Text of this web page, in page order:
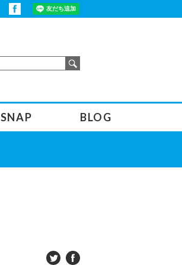
SNAP BLOG